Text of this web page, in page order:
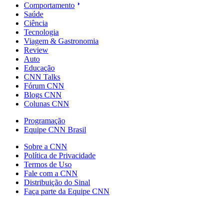
Comportamento
Saúde
Ciência
Tecnologia
Viagem & Gastronomia
Review
Auto
Educação
CNN Talks
Fórum CNN
Blogs CNN
Colunas CNN
Programação
Equipe CNN Brasil
Sobre a CNN
Política de Privacidade
Termos de Uso
Fale com a CNN
Distribuição do Sinal
Faça parte da Equipe CNN